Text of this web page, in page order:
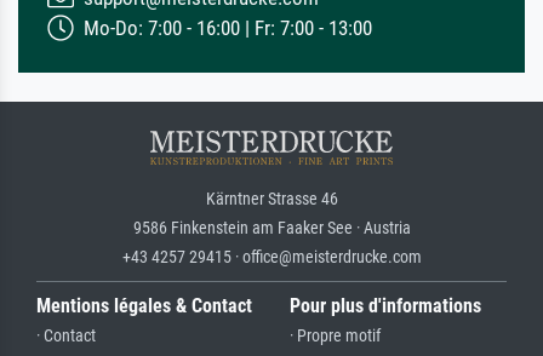
Mo-Do: 7:00 - 16:00 | Fr: 7:00 - 13:00
Kärntner Strasse 46
9586 Finkenstein am Faaker See · Austria
+43 4257 29415 · office@meisterdrucke.com
Mentions légales & Contact
· Contact
Pour plus d'informations
· Propre motif